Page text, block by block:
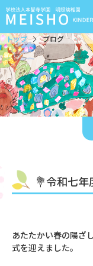
トップ ブログ
💐令和七年
あたたかい春の陽ざ
式を迎えました。